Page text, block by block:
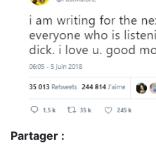
Partager :